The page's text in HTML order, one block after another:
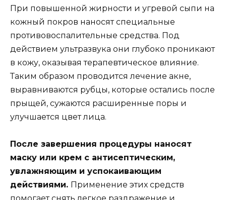
При повышенной жирности и угревой сыпи на
кожный покров наносят специальные
противовоспалительные средства. Под
действием ультразвука они глубоко проникают
в кожу, оказывая терапевтическое влияние.
Таким образом проводится лечение акне,
выравниваются рубцы, которые остались после
прыщей, сужаются расширенные поры и
улучшается цвет лица.
После завершения процедуры наносят
маску или крем с антисептическим,
увлажняющим и успокаивающим
действиями. Применение этих средств